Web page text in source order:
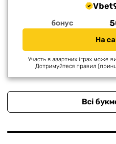
Vbet
бонус
На
Участь в азартних іграх може
Дотримуйтеся правил
Всі